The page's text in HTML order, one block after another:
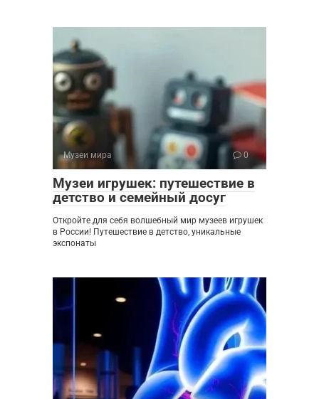
Музеи мира 0
Музеи игрушек: путешествие в
детство и семейный досуг
Откройте для себя волшебный мир музеев игрушек
в России! Путешествие в детство, уникальные
экспонаты